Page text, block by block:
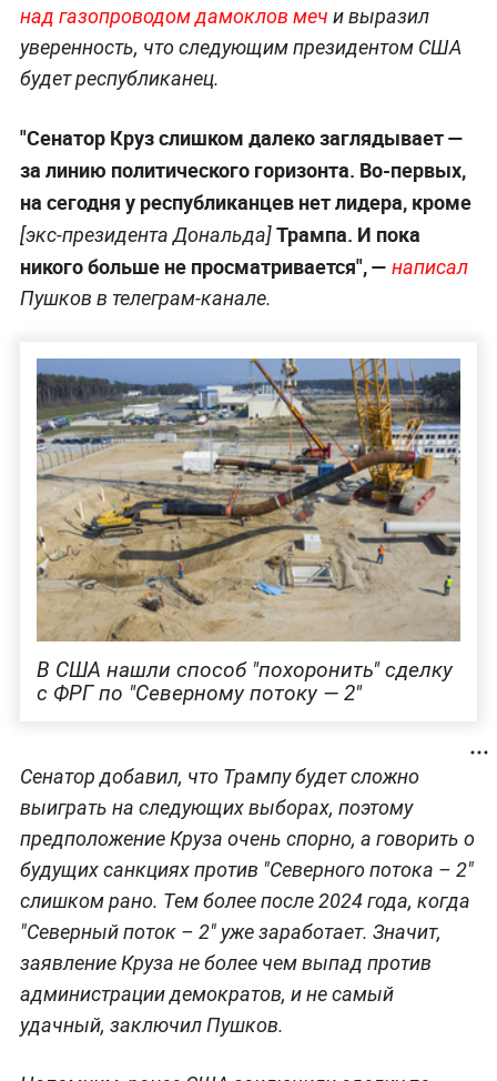
над газопроводом дамоклов меч и выразил
уверенность, что следующим президентом США
будет республиканец.
"Сенатор Круз слишком далеко заглядывает —
за линию политического горизонта. Во-первых,
на сегодня у республиканцев нет лидера, кроме
[экс-президента Дональда]Трампа. И пока
никого больше не просматривается", — написал
Пушков в телеграм-канале.
В США нашли способ "похоронить" сделку
с ФРГ по "Северному потоку — 2"
Сенатор добавил, что Трампу будет сложно
выиграть на следующих выборах, поэтому
предположение Круза очень спорно, а говорить о
будущих санкциях против "Северного потока – 2"
слишком рано. Тем более после 2024 года, когда
"Северный поток – 2" уже заработает. Значит,
заявление Круза не более чем выпад против
администрации демократов, и не самый
удачный, заключил Пушков.